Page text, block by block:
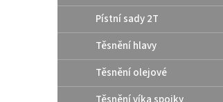
Pístní sady 2T
Těsnění hlavy
Těsnění olejové